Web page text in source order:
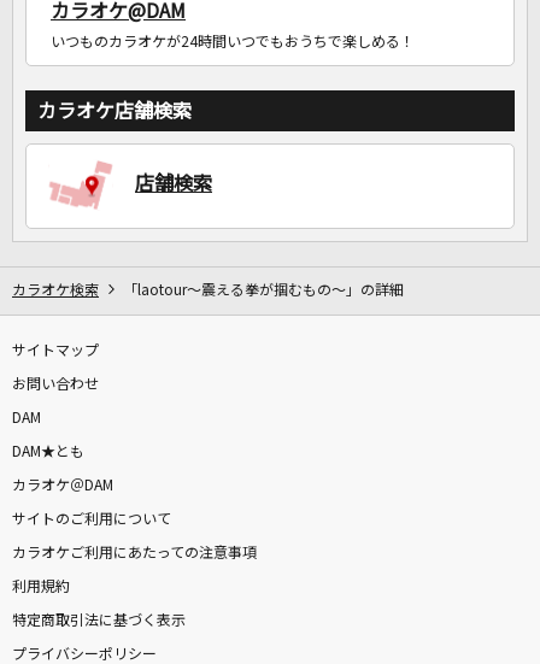
カラオケ@DAM
いつものカラオケが24時間いつでもおうちで楽しめる！
カラオケ店舗検索
店舗検索
カラオケ検索 「laotour～震える拳が掴むもの～」の詳細
サイトマップ
お問い合わせ
DAM
DAM★とも
カラオケ＠DAM
サイトのご利用について
カラオケご利用にあたっての注意事項
利用規約
特定商取引法に基づく表示
プライバシーポリシー